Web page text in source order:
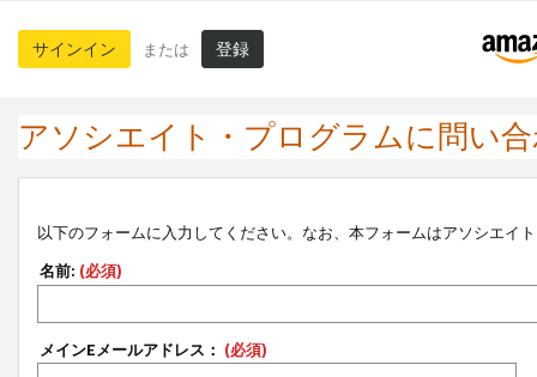
サインイン または 登録
アソシエイト・プログラムに問い
以下のフォームに入力してください。なお、本フォームはアソシエイ
名前: (必須)
メインEメールアドレス： (必須)